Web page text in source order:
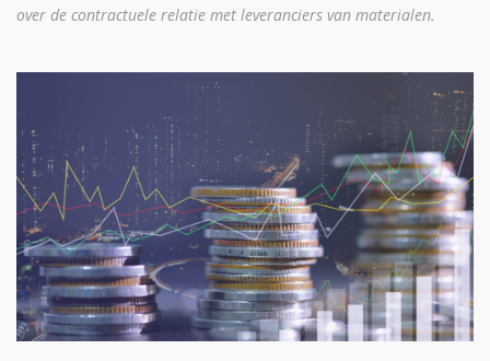
over de contractuele relatie met leveranciers van materialen.